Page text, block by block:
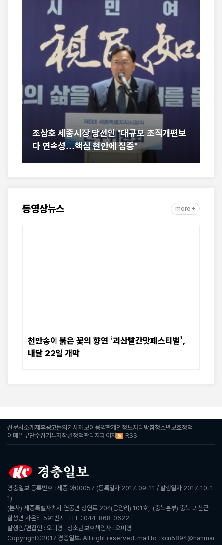
조상호 세종시장 당선인 "대규모 조직개편보
다 연속성…핵심 현안에 집중"
동영상뉴스 more +
천만송이 붉은 꽃의 향연 ‘괴산빨간맛페스티벌’,
내달 22일 개막
신문사소개제휴광고문의기사제보이용약관개인정보처리방침청소년보호정책
이메일무단수집거부저작권정책관리자페이지 RSS
경충일보 등록번호 : 세종 아00057 (등록일자 2017. 09. 11 / 발행일자 2017. 10. 1
1)
(본사) 세종특별자치시 연동면 청연로 204(응암리) 101호, (충북본부) 충북 괴산군
칠성면 사은리 591번지 TEL : 044-868-0622
발행인/편집인 : 오미경 청소년보호책임자 : 오미경
Copyright©2017 경충일보. All right reserved. mail to : kcn5894@hanmai